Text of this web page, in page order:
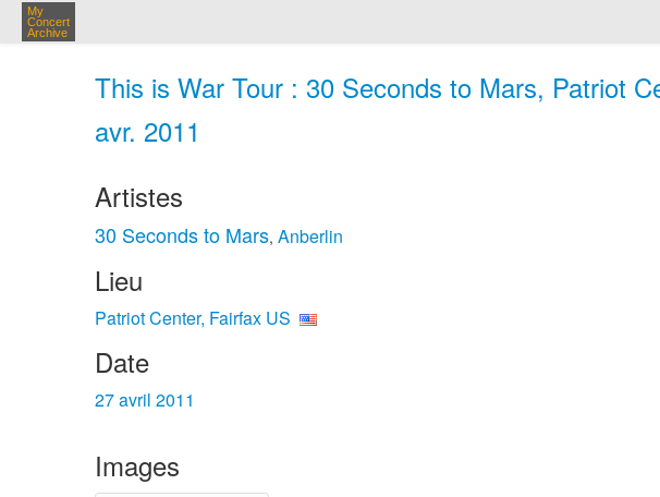
My
Concert
Archive
This is War Tour : 30 Seconds to Mars, Patriot
avr. 2011
Artistes
30 Seconds to Mars, Anberlin
Lieu
Patriot Center, Fairfax US
Date
27 avril 2011
Images